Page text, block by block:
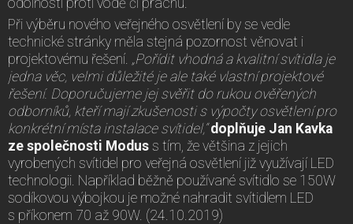
Při výběru nového veřejného osvětlení by se vedle
technické stránky měla stejná pozornost věnovat i
projektovému řešení. „Pořídit vhodná a kvalitní svítidla je
jedna věc, velmi důležité je ale také vlastní projektové
řešení. Doporučujeme jej svěřit do rukou ověřených
odborníků, kteří mají zkušenosti s výpočty osvětlení pro
konkrétní místa instalace svítidel,“ doplňuje Jan Kavka
ze společnosti Modus s tím, že většina z jejich
vyrobených svítidel pro veřejná osvětlení již využívají LED
technologii. Například běžně používané svítidlo se 150W
sodíkovou výbojkou je možné nahradit svítidlem LED
s příkonem 70 až 90W. (24.10.2019)